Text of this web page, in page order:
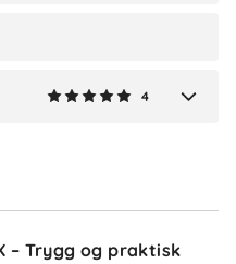
4
– Trygg og praktisk